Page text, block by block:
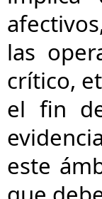
las
crítico,
el fin
este